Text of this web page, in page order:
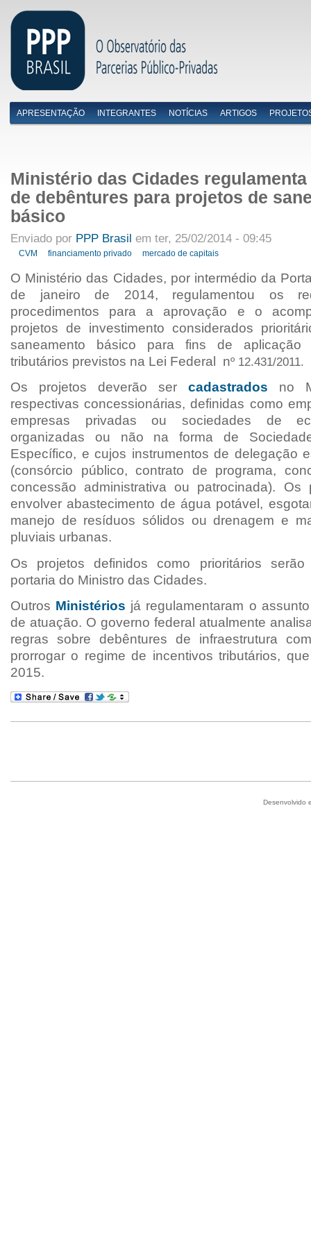
Menu primário
APRESENTAÇÃO INTEGRANTES NOTÍCIAS ARTIGOS
Ministério das Cidades
de debêntures para projetos de
básico
Enviado por PPP Brasil em ter, 25/02/2014 - 09:45
CVM financiamento privado mercado de capitais
O Ministério das Cidades, por intermédio da
de janeiro de 2014, regulamentou os
procedimentos para a aprovação e o
projetos de investimento considerados
saneamento básico para fins de aplicação
tributários previstos na Lei Federal nº 12.431/2011.
Os projetos deverão ser cadastrados no
respectivas concessionárias, definidas como
empresas privadas ou sociedades de
organizadas ou não na forma de
Específico, e cujos instrumentos de delegação
(consórcio público, contrato de programa,
concessão administrativa ou patrocinada). Os
envolver abastecimento de água potável,
manejo de resíduos sólidos ou drenagem e
pluviais urbanas.
Os projetos definidos como prioritários
portaria do Ministro das Cidades.
Outros Ministérios já regulamentaram o
de atuação. O governo federal atualmente
regras sobre debêntures de infraestrutura
prorrogar o regime de incentivos tributários,
2015.
Desenvolvido